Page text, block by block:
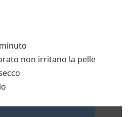
non irritano la pelle